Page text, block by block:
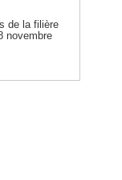
de la filière
novembre